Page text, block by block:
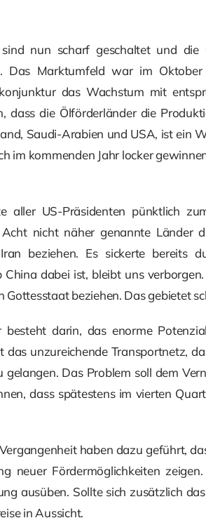
nun scharf geschaltet und die
Das Marktumfeld war im
das Wachstum mit
dass die Ölförderländer die
Saudi-Arabien und USA, ist ein
im kommenden Jahr locker
aller US-Präsidenten pünktlich
nicht näher genannte
beziehen. Es sickerte bereits
China dabei ist, bleibt uns
beziehen. Das gebietet
besteht darin, das enorme
das unzureichende Transportnetz,
Das Problem soll dem
dass spätestens im vierten
haben dazu geführt,
neuer Fördermöglichkeiten
ausüben. Sollte sich zusätzlich
in Aussicht.